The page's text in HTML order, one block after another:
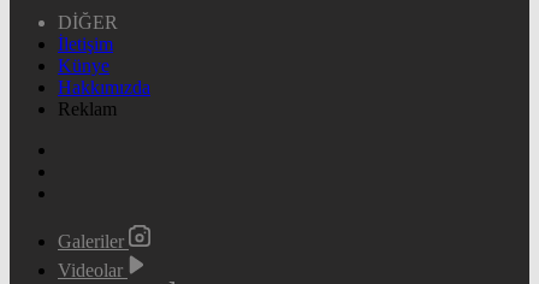
DİĞER
İletişim
Künye
Hakkımızda
Reklam
Galeriler
Videolar